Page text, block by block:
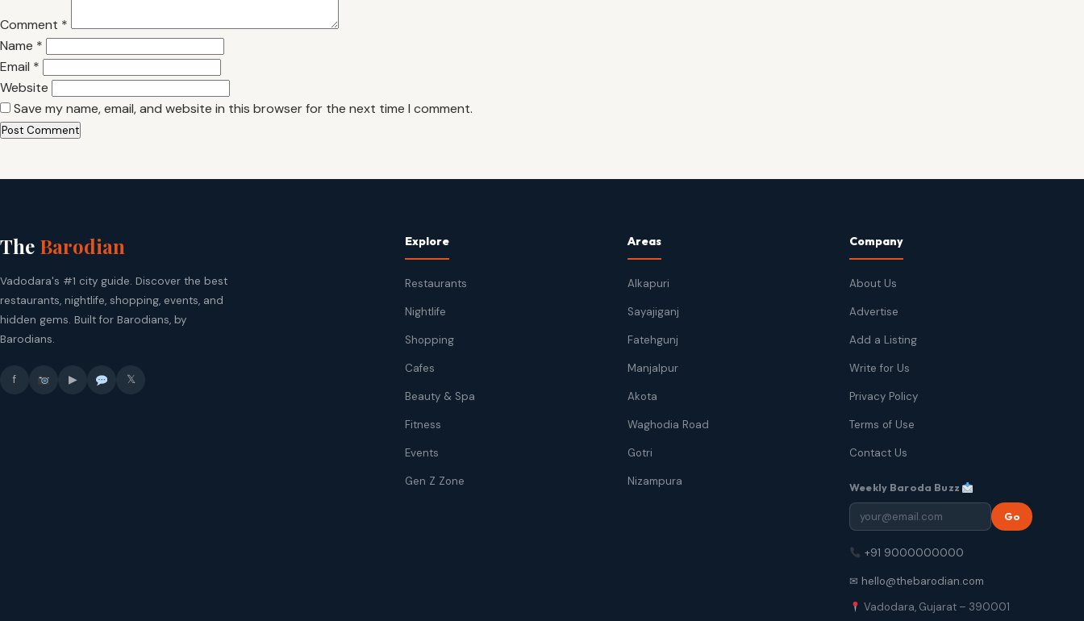
Comment *
Name *
Email *
Website
Save my name, email, and website in this browser for the next time I comment.
The Barodian
Vadodara's #1 city guide. Discover the best
restaurants, nightlife, shopping, events, and
hidden gems. Built for Barodians, by
Barodians.
f ▶ 𝕏
Explore
Restaurants
Nightlife
Shopping
Cafes
Beauty & Spa
Fitness
Events
Gen Z Zone
Areas
Alkapuri
Sayajiganj
Fatehgunj
Manjalpur
Akota
Waghodia Road
Gotri
Nizampura
Company
About Us
Advertise
Add a Listing
Write for Us
Privacy Policy
Terms of Use
Contact Us
Weekly Baroda Buzz
Go
+91 9000000000
✉ hello@thebarodian.com
Vadodara, Gujarat – 390001